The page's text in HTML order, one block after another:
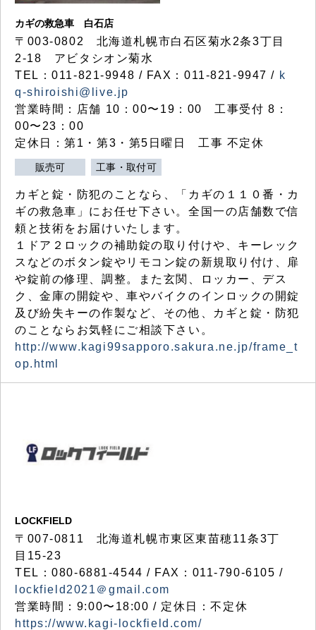
カギの救急車 白石店
〒003-0802 北海道札幌市白石区菊水2条3丁目
2-18 アビタシオン菊水
TEL：011-821-9948 / FAX：011-821-9947 / k
q-shiroishi@live.jp
営業時間：店舗 10：00〜19：00 工事受付 8：
00〜23：00
定休日：第1・第3・第5日曜日 工事 不定休
販売可 工事・取付可
カギと錠・防犯のことなら、「カギの１１０番・カ
ギの救急車」にお任せ下さい。全国一の店舗数で信
頼と技術をお届けいたします。
１ドア２ロックの補助錠の取り付けや、キーレック
スなどのボタン錠やリモコン錠の新規取り付け、扉
や錠前の修理、調整。また玄関、ロッカー、デス
ク、金庫の開錠や、車やバイクのインロックの開錠
及び紛失キーの作製など、その他、カギと錠・防犯
のことならお気軽にご相談下さい。
http://www.kagi99sapporo.sakura.ne.jp/frame_t
op.html
LOCKFIELD
〒007-0811 北海道札幌市東区東苗穂11条3丁
目15-23
TEL：080-6881-4544 / FAX：011-790-6105 /
lockfield2021＠gmail.com
営業時間：9:00〜18:00 / 定休日：不定休
https://www.kagi-lockfield.com/